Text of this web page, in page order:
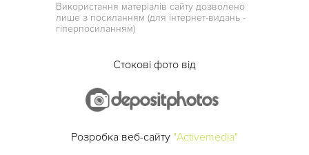
Використання матеріалів сайту дозволено
лише з посиланням (для інтернет-видань -
гіперпосиланням)
Стокові фото від
Розробка веб-сайту "Activemedia"